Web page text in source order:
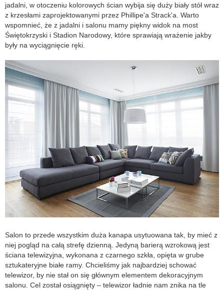
jadalni, w otoczeniu kolorowych ścian wybija się duży biały stół wraz
z krzesłami zaprojektowanymi przez Phillipe'a Strack'a. Warto
wspomnieć, że z jadalni i salonu mamy piękny widok na most
Świętokrzyski i Stadion Narodowy, które sprawiają wrażenie jakby
były na wyciągnięcie ręki.
Salon to przede wszystkim duża kanapa usytuowana tak, by mieć z
niej pogląd na całą strefę dzienną. Jedyną barierą wzrokową jest
ściana telewizyjna, wykonana z czarnego szkła, opięta w grube
sztukateryjne białe ramy. Chcieliśmy jak najbardziej schować
telewizor, by nie stał on się głównym elementem dekoracyjnym
salonu. Cel został osiągnięty – telewizor ładnie nam znika na tle